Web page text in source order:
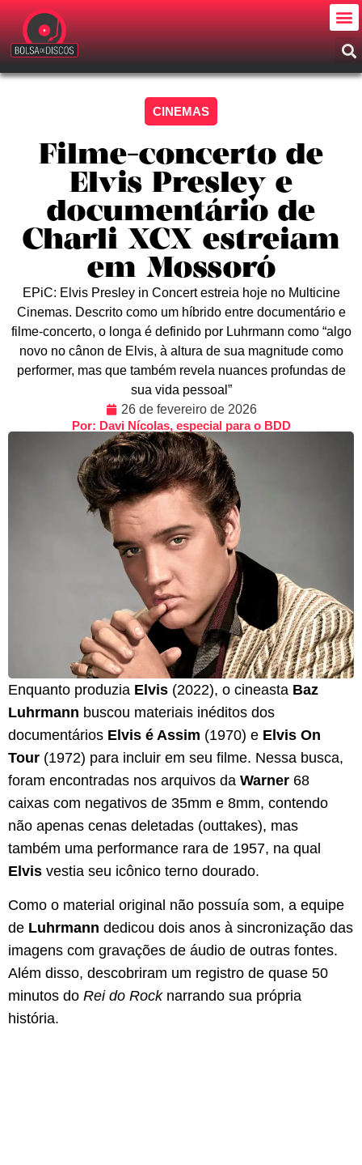
CINEMAS
Filme-concerto de
Elvis Presley e
documentário de
Charli XCX estreiam
em Mossoró
EPiC: Elvis Presley in Concert estreia hoje no Multicine
Cinemas. Descrito como um híbrido entre documentário e
filme-concerto, o longa é definido por Luhrmann como “algo
novo no cânon de Elvis, à altura de sua magnitude como
performer, mas que também revela nuances profundas de
sua vida pessoal”
26 de fevereiro de 2026
Por: Davi Nícolas, especial para o BDD
Enquanto produzia Elvis (2022), o cineasta Baz
Luhrmann buscou materiais inéditos dos
documentários Elvis é Assim (1970) e Elvis On
Tour (1972) para incluir em seu filme. Nessa busca,
foram encontradas nos arquivos da Warner 68
caixas com negativos de 35mm e 8mm, contendo
não apenas cenas deletadas (outtakes), mas
também uma performance rara de 1957, na qual
Elvis vestia seu icônico terno dourado.
Como o material original não possuía som, a equipe
de Luhrmann dedicou dois anos à sincronização das
imagens com gravações de áudio de outras fontes.
Além disso, descobriram um registro de quase 50
minutos do Rei do Rocknarrando sua própria
história.